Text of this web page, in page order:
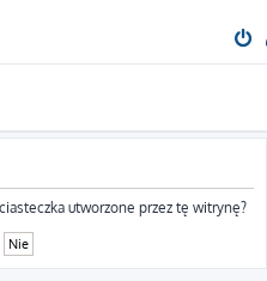
utworzone przez tę witrynę?